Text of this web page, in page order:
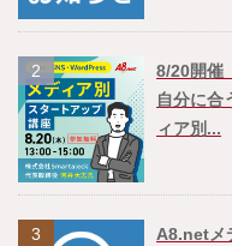
2
8/20開催
自分に合
ィア別...
3
A8.netメ